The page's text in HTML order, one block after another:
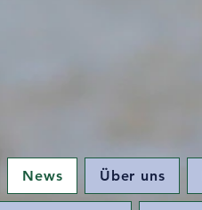
News Über uns